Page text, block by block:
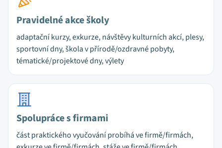
Pravidelné akce školy
adaptační kurzy, exkurze, návštěvy kulturních akcí, plesy,
sportovní dny, škola v přírodě/ozdravné pobyty,
tématické/projektové dny, výlety
Spolupráce s firmami
část praktického vyučování probíhá ve firmě/firmách,